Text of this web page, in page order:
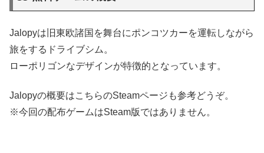
Jalopyは旧東欧諸国を舞台にポンコツカーを運転しながら
旅をするドライブシム。
ローポリゴンなデザインが特徴的となっています。
Jalopyの概要はこちらのSteamページも参考どうぞ。
※今回の配布ゲームはSteam版ではありません。